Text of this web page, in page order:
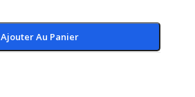
Ajouter Au Panier